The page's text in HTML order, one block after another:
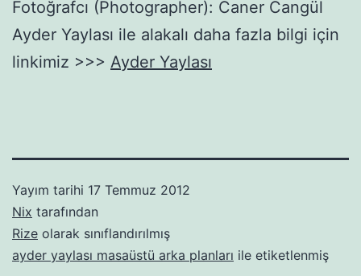
Fotoğrafcı (Photographer): Caner Cangül
Ayder Yaylası ile alakalı daha fazla bilgi için
linkimiz >>> Ayder Yaylası
Yayım tarihi 17 Temmuz 2012
Nix tarafından
Rize olarak sınıflandırılmış
ayder yaylası masaüstü arka planları ile etiketlenmiş